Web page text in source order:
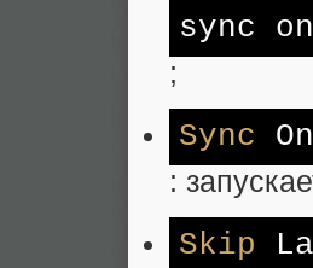
sync
;
Sync
:
Skip